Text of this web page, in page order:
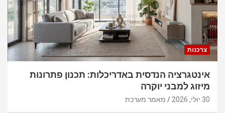
צרכנות
אינטגרציה הנדסית באדריכלות: תכנון פתרונות
מיזוג למבני יוקרה
30 יולי, 2026 מאמר מערכת